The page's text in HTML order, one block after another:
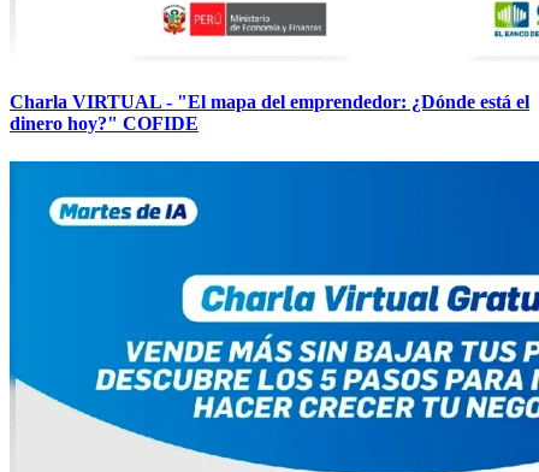
Charla VIRTUAL - "El mapa del emprendedor: ¿Dónde está el
dinero hoy?" COFIDE